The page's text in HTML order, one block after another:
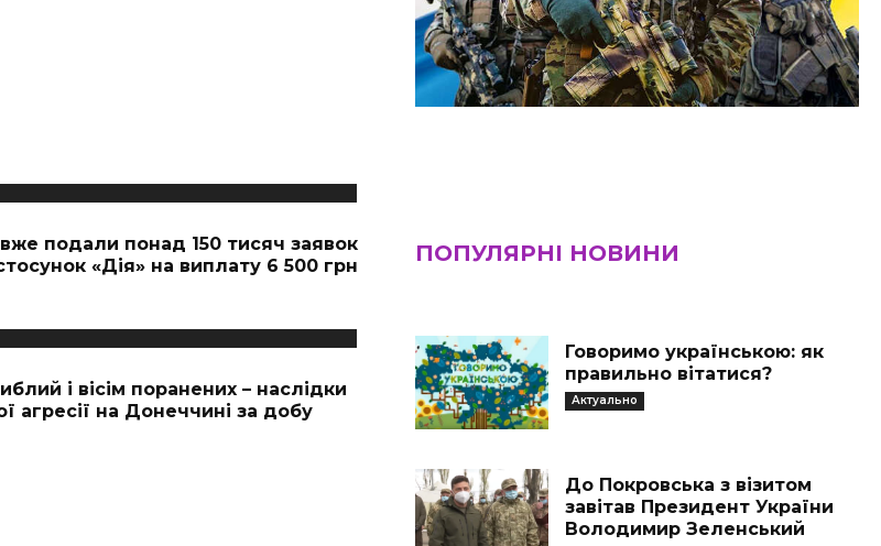
вже подали понад 150 тисяч заявок
«Дія» на виплату 6 500 грн
і вісім поранених – наслідки
агресії на Донеччині за добу
ПОПУЛЯРНІ НОВИНИ
Говоримо українською: як
правильно вітатися?
Актуально
До Покровська з візитом
завітав Президент України
Володимир Зеленський